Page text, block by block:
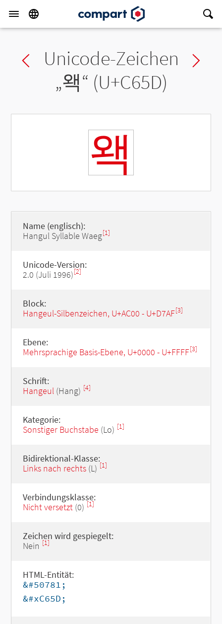
Previous char
Unicode-Zeichen
„왝“ (U+C65D)
왝
Name (englisch):
Hangul Syllable Waeg[1]
Unicode-Version:
2.0 (Juli 1996)[2]
Block:
Hangeul-Silbenzeichen, U+AC00 - U+D7AF[3]
Ebene:
Mehrsprachige Basis-Ebene, U+0000 - U+FFFF[3]
Schrift:
Hangeul(Hang) [4]
Kategorie:
Sonstiger Buchstabe (Lo) [1]
Bidirektional-Klasse:
Links nach rechts(L) [1]
Verbindungsklasse:
Nicht versetzt(0) [1]
Zeichen wird gespiegelt:
Nein [1]
HTML-Entität:
&#50781;
&#xC65D;